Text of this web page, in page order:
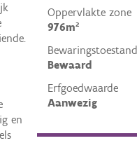
Oppervlakte zone
976m²
Bewaringstoestand
Bewaard
Erfgoedwaarde
Aanwezig
en